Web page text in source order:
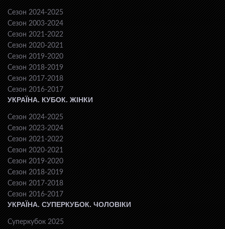
Сезон 2024-2025
Сезон 2003-2024
Сезон 2021-2022
Сезон 2020-2021
Сезон 2019-2020
Сезон 2018-2019
Сезон 2017-2018
Сезон 2016-2017
УКРАЇНА. КУБОК. ЖІНКИ
Сезон 2024-2025
Сезон 2023-2024
Сезон 2021-2022
Сезон 2020-2021
Сезон 2019-2020
Сезон 2018-2019
Сезон 2017-2018
Сезон 2016-2017
УКРАЇНА. СУПЕРКУБОК. ЧОЛОВІКИ
Суперкубок 2025